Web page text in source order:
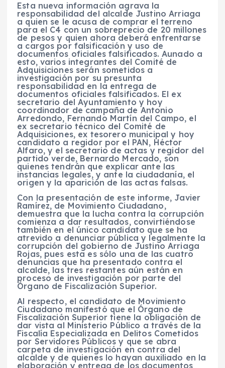
Esta nueva información agrava la
responsabilidad del alcalde Justino Arriaga
a quien se le acusa de comprar el terreno
para el C4 con un sobreprecio de 20 millones
de pesos y quien ahora deberá enfrentarse
a cargos por falsificación y uso de
documentos oficiales falsificados. Aunado a
esto, varios integrantes del Comité de
Adquisiciones serán sometidos a
investigación por su presunta
responsabilidad en la entrega de
documentos oficiales falsificados. El ex
secretario del Ayuntamiento y hoy
coordinador de campaña de Antonio
Arredondo, Fernando Martín del Campo, el
ex secretario técnico del Comité de
Adquisiciones, ex tesorero municipal y hoy
candidato a regidor por el PAN, Héctor
Alfaro, y el secretario de actas y regidor del
partido verde, Bernardo Mercado, son
quienes tendrán que explicar ante las
instancias legales, y ante la ciudadanía, el
origen y la aparición de las actas falsas.
Con la presentación de este informe, Javier
Ramírez, de Movimiento Ciudadano,
demuestra que la lucha contra la corrupción
comienza a dar resultados, convirtiéndose
también en el único candidato que se ha
atrevido a denunciar pública y legalmente la
corrupción del gobierno de Justino Arriaga
Rojas, pues esta es sólo una de las cuatro
denuncias que ha presentado contra el
alcalde, las tres restantes aún están en
proceso de investigación por parte del
Órgano de Fiscalización Superior.
Al respecto, el candidato de Movimiento
Ciudadano manifestó que el Órgano de
Fiscalización Superior tiene la obligación de
dar vista al Ministerio Público a través de la
Fiscalía Especializada en Delitos Cometidos
por Servidores Públicos y que se abra
carpeta de investigación en contra del
alcalde y de quienes lo hayan auxiliado en la
elaboración y entrega de los documentos